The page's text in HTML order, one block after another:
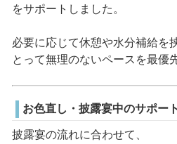
をサポートしました。
必要に応じて休憩や水分補給を
とって無理のないペースを最優
お色直し・披露宴中のサポート
披露宴の流れに合わせて、